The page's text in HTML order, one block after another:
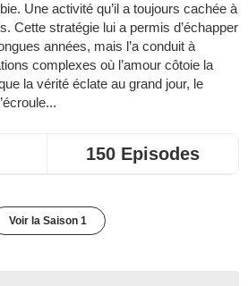
Une activité qu’il a toujours cachée à
Cette stratégie lui a permis d’échapper
années, mais l’a conduit à
complexes où l’amour côtoie la
la vérité éclate au grand jour, le
150 Episodes
Voir la Saison 1